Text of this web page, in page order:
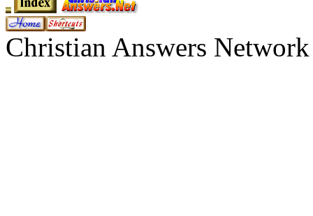
Christian Answers